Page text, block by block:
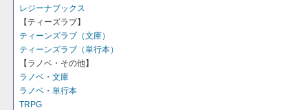
レジーナブックス
【ティーズラブ】
ティーンズラブ（文庫）
ティーンズラブ（単行本）
【ラノベ・その他】
ラノベ・文庫
ラノベ・単行本
TRPG